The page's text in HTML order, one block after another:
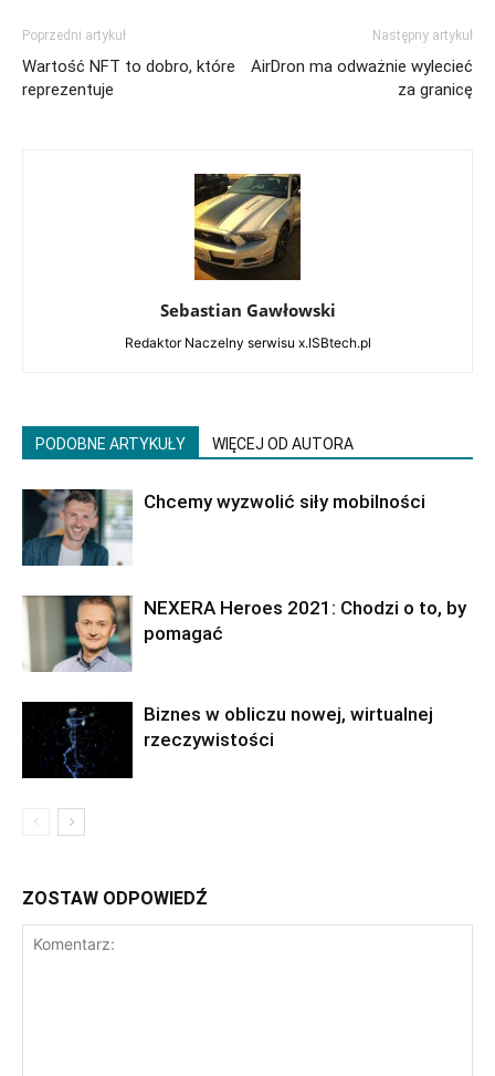
Poprzedni artykuł
Wartość NFT to dobro, które
reprezentuje
Następny artykuł
AirDron ma odważnie wylecieć
za granicę
Sebastian Gawłowski
Redaktor Naczelny serwisu x.ISBtech.pl
PODOBNE ARTYKUŁY WIĘCEJ OD AUTORA
Chcemy wyzwolić siły mobilności
NEXERA Heroes 2021: Chodzi o to, by
pomagać
Biznes w obliczu nowej, wirtualnej
rzeczywistości
ZOSTAW ODPOWIEDŹ